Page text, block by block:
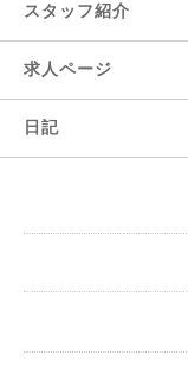
スタッフ紹介
求人ページ
日記